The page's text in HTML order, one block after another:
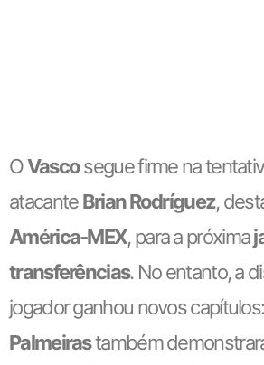
OVascosegue firme na
atacanteBrian Rodríguez,
América-MEX, para a próxima
transferências. No entanto, a
jogador ganhou novos capítulos:
Palmeirastambém